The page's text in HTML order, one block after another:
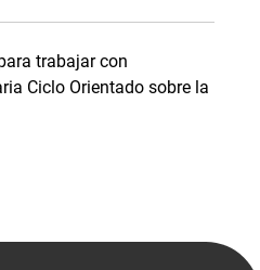
trabajar con
Ciclo Orientado sobre la